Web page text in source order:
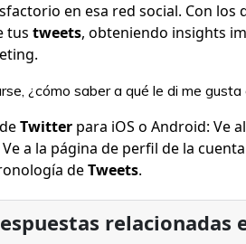
en esa red social. Con
tus tweets, obteniendo insights
¿cómo saber a qué le di me
Twitter para iOS o Android: Ve
a la página de perfil de la
deTweets.
relacionadas